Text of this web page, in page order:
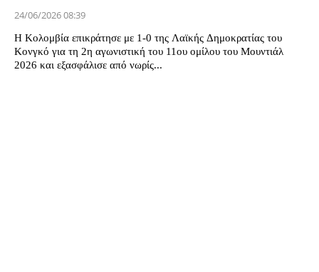
24/06/2026 08:39
Η Κολομβία επικράτησε με 1-0 της Λαϊκής Δημοκρατίας του
Κονγκό για τη 2η αγωνιστική του 11ου ομίλου του Μουντιάλ
2026 και εξασφάλισε από νωρίς...